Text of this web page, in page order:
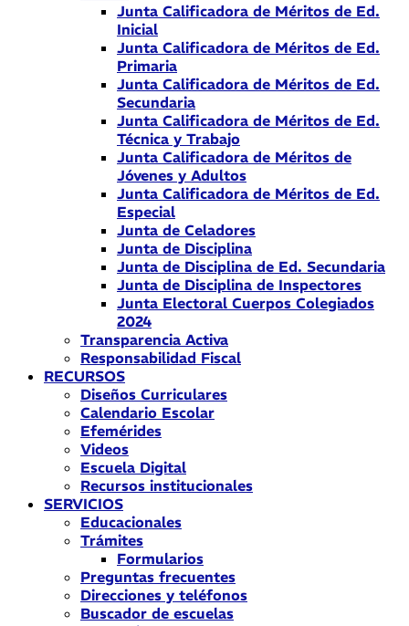
Junta Calificadora de Méritos de Ed.
Inicial
Junta Calificadora de Méritos de Ed.
Primaria
Junta Calificadora de Méritos de Ed.
Secundaria
Junta Calificadora de Méritos de Ed.
Técnica y Trabajo
Junta Calificadora de Méritos de
Jóvenes y Adultos
Junta Calificadora de Méritos de Ed.
Especial
Junta de Celadores
Junta de Disciplina
Junta de Disciplina de Ed. Secundaria
Junta de Disciplina de Inspectores
Junta Electoral Cuerpos Colegiados
2024
Transparencia Activa
Responsabilidad Fiscal
RECURSOS
Diseños Curriculares
Calendario Escolar
Efemérides
Videos
Escuela Digital
Recursos institucionales
SERVICIOS
Educacionales
Trámites
Formularios
Preguntas frecuentes
Direcciones y teléfonos
Buscador de escuelas